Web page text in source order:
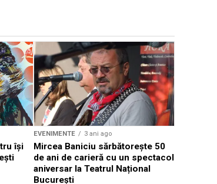
își
EVENIMENTE 3 ani ago
Mircea Baniciu sărbătorește 50
de ani de carieră cu un spectacol
aniversar la Teatrul Național
București